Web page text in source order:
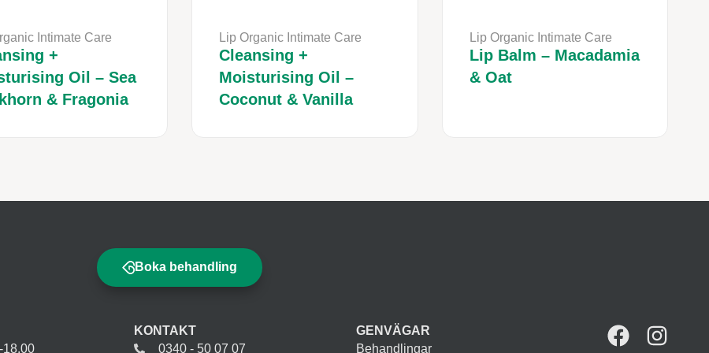
Intimate Care
+
Oil – Sea
& Fragonia
Lip Organic Intimate Care
Cleansing +
Moisturising Oil –
Coconut & Vanilla
Lip Organic Intimate Care
Lip Balm – Macadamia
& Oat
Boka behandling
18.00
KONTAKT
0340 - 50 07 07
GENVÄGAR
Behandlingar